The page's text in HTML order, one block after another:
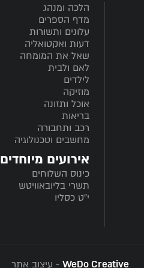
הלכה ומנהג
מדף הספרים
עלונים ותשורות
דעות ואקטואליה
שאל את המומחה
לאם ולבית
לילדים
מוזיקה
אוכל ותזונה
בריאות
רכב ותחבורה
מחשבים וטכנולוגיה
אירועים מיוחדים
כינוס השלוחים
תשרי בליובאוויטש
י"ט כסליו
WeDo Creative - עיצוב אתר